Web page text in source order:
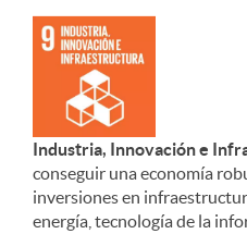
Industria, Innovación e
conseguir una economía
inversiones en
energía, tecnología de la